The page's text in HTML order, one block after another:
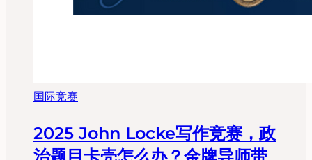
国际竞赛
2025 John Locke写作竞赛，政